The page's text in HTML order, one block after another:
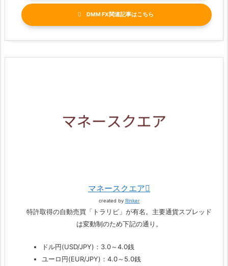
DMM FX関連記事
マネースクエア
created by Rinker
特許取得の自動売買「トラリピ」が有名。主要通貨スプレッド
は変動制のため下記の通り。
ドル円(USD/JPY)：3.0～4.0銭
ユーロ円(EUR/JPY)：4.0～5.0銭